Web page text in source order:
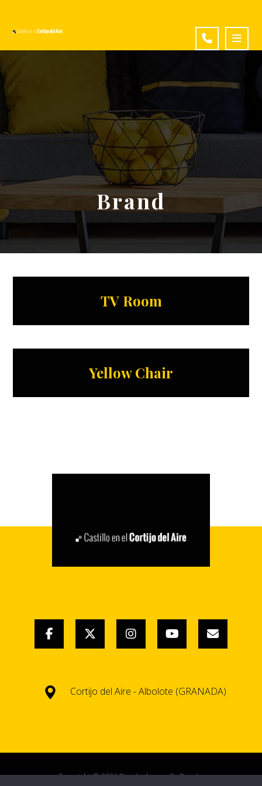
Brand
TV Room
Yellow Chair
Cortijo del Aire - Albolote (GRANADA)
Copyright © 2026 Diseñado porOnDiseño